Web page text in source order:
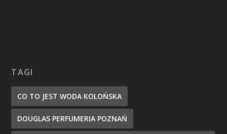
TAGI
CO TO JEST WODA KOLOŃSKA
DOUGLAS PERFUMERIA POZNAŃ